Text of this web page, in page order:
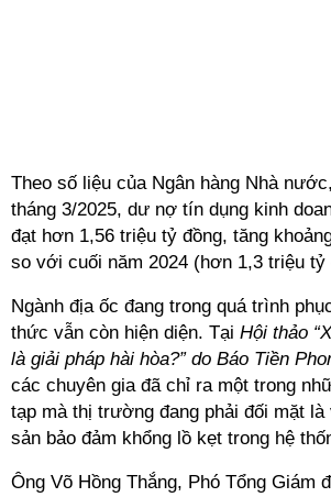
Theo số liệu của Ngân hàng Nhà
tháng 3/2025, dư nợ tín dụng kinh
đạt hơn 1,56 triệu tỷ đồng, tăng
so với cuối năm 2024 (hơn 1,3 triệu tỷ
Ngành địa ốc đang trong quá trình
thức vẫn còn hiện diện. Tại Hội thảo
là giải pháp hài hòa?” do Báo Tiền
các chuyên gia đã chỉ ra một trong
tạp mà thị trường đang phải đối mặt
sản bảo đảm khổng lồ kẹt trong hệ
Ông Võ Hồng Thắng, Phó Tổng Giám